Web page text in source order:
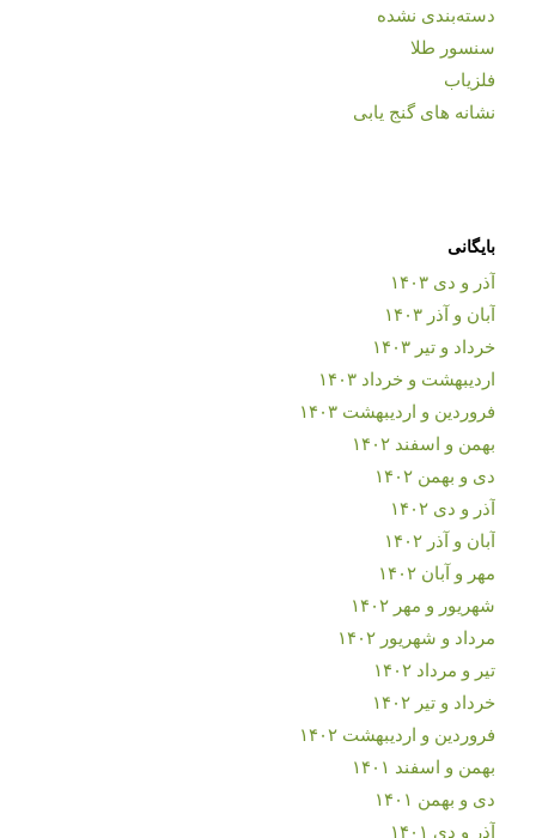
دسته‌بندی نشده
سنسور طلا
فلزیاب
نشانه های گنج یابی
بایگانی
آذر و دی ۱۴۰۳
آبان و آذر ۱۴۰۳
خرداد و تیر ۱۴۰۳
اردیبهشت و خرداد ۱۴۰۳
فروردین و اردیبهشت ۱۴۰۳
بهمن و اسفند ۱۴۰۲
دی و بهمن ۱۴۰۲
آذر و دی ۱۴۰۲
آبان و آذر ۱۴۰۲
مهر و آبان ۱۴۰۲
شهریور و مهر ۱۴۰۲
مرداد و شهریور ۱۴۰۲
تیر و مرداد ۱۴۰۲
خرداد و تیر ۱۴۰۲
فروردین و اردیبهشت ۱۴۰۲
بهمن و اسفند ۱۴۰۱
دی و بهمن ۱۴۰۱
آذر و دی ۱۴۰۱